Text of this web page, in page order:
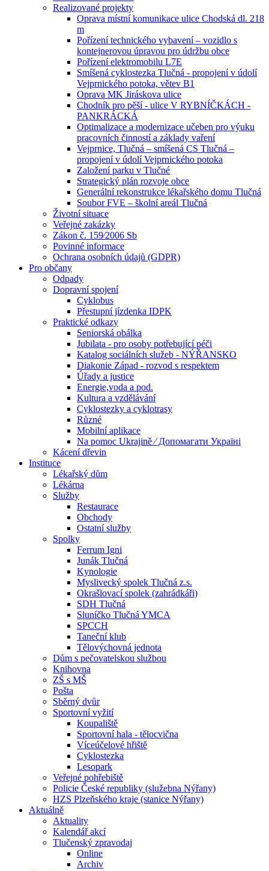
Realizované projekty
Oprava místní komunikace ulice Chodská dl. 218
m
Pořízení technického vybavení – vozidlo s
kontejnerovou úpravou pro údržbu obce
Pořízení elektromobilu L7E
Smíšená cyklostezka Tlučná - propojení v údolí
Vejprnického potoka, větev B1
Oprava MK Jiráskova ulice
Chodník pro pěší - ulice V RYBNÍČKÁCH -
PANKRÁCKÁ
Optimalizace a modernizace učeben pro výuku
pracovních činností a základy vaření
Vejprnice, Tlučná – smíšená CS Tlučná –
propojení v údolí Vejprnického potoka
Založení parku v Tlučné
Strategický plán rozvoje obce
Generální rekonstrukce lékařského domu Tlučná
Soubor FVE – školní areál Tlučná
Životní situace
Veřejné zakázky
Zákon č. 159⁄2006 Sb
Povinné informace
Ochrana osobních údajů (GDPR)
Pro občany
Odpady
Dopravní spojení
Cyklobus
Přestupní jízdenka IDPK
Praktické odkazy
Seniorská obálka
Jubilata - pro osoby potřebující péči
Katalog sociálních služeb - NÝŘANSKO
Diakonie Západ - rozvod s respektem
Úřady a justice
Energie,voda a pod.
Kultura a vzdělávání
Cyklostezky a cyklotrasy
Různé
Mobilní aplikace
Na pomoc Ukrajině ⁄ Допомагати Україні
Kácení dřevin
Instituce
Lékařský dům
Lékárna
Služby
Restaurace
Obchody
Ostatní služby
Spolky
Ferrum Igni
Junák Tlučná
Kynologie
Myslivecký spolek Tlučná z.s.
Okrašlovací spolek (zahrádkáři)
SDH Tlučná
Sluníčko Tlučná YMCA
SPCCH
Taneční klub
Tělovýchovná jednota
Dům s pečovatelskou službou
Knihovna
ZŠ s MŠ
Pošta
Sběrný dvůr
Sportovní vyžití
Koupaliště
Sportovní hala - tělocvična
Víceúčelové hřiště
Cyklostezka
Lesopark
Veřejné pohřebiště
Policie České republiky (služebna Nýřany)
HZS Plzeňského kraje (stanice Nýřany)
Aktuálně
Aktuality
Kalendář akcí
Tlučenský zpravodaj
Online
Archiv